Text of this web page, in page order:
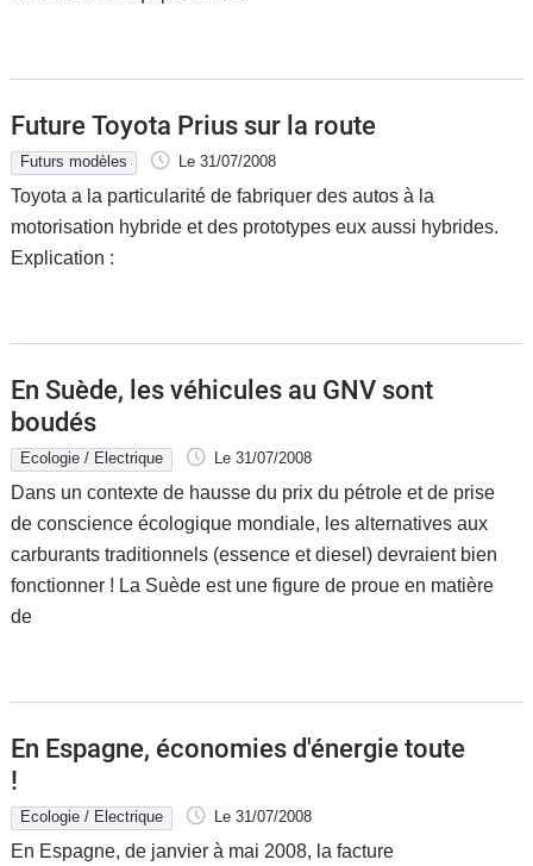
Future Toyota Prius sur la route
Futurs modèles Le 31/07/2008
Toyota a la particularité de fabriquer des autos à la
motorisation hybride et des prototypes eux aussi hybrides.
Explication :
En Suède, les véhicules au GNV sont
boudés
Ecologie / Electrique Le 31/07/2008
Dans un contexte de hausse du prix du pétrole et de prise
de conscience écologique mondiale, les alternatives aux
carburants traditionnels (essence et diesel) devraient bien
fonctionner ! La Suède est une figure de proue en matière
de
En Espagne, économies d'énergie toute
!
Ecologie / Electrique Le 31/07/2008
En Espagne, de janvier à mai 2008, la facture